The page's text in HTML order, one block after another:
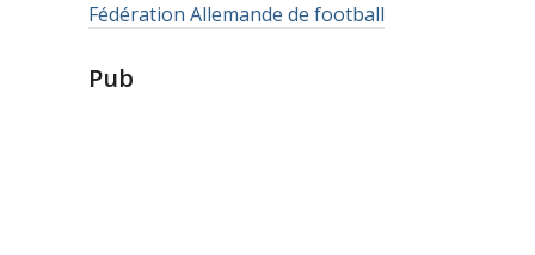
Fédération Allemande de football
Pub